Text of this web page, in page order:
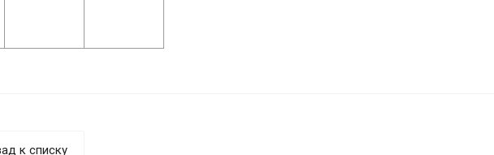
к списку